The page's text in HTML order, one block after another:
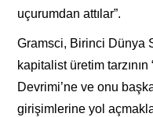
uçurumdan attılar”.
Gramsci, Birinci Dünya
kapitalist üretim
Devrimi’ne ve onu
girişimlerine yol